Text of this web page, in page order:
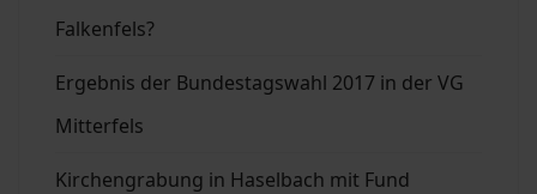
Falkenfels?
Ergebnis der Bundestagswahl 2017 in der VG
Mitterfels
Kirchengrabung in Haselbach mit Fund